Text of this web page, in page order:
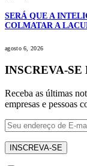
SERÁ QUE A
COLMATAR A
agosto 6, 2026
INSCREVA-SE
Receba as últimas
empresas e pessoas